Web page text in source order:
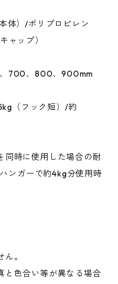
体）/ポリプロピレン
ャップ）
700、800、900mm
（フック短）/約
同時に使用した場合の耐
ンガーで約4kg分使用時
。
と色合い等が異なる場合